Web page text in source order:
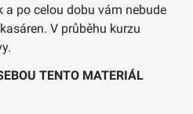
a po celou dobu vám nebude
V průběhu kurzu
TENTO MATERIÁL